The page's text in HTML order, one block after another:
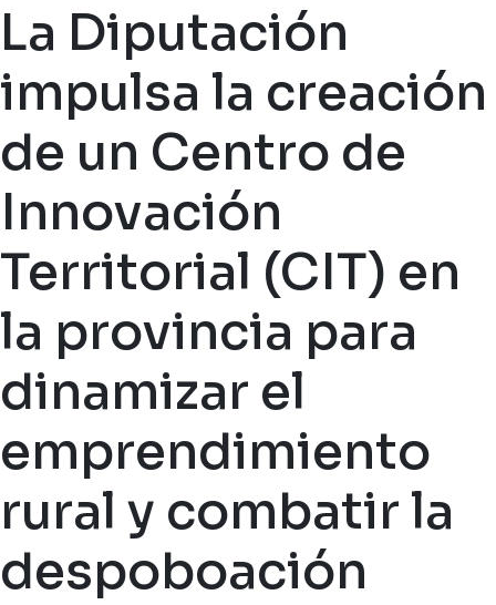
La Diputación
impulsa la creación
de un Centro de
Innovación
Territorial (CIT) en
la provincia para
dinamizar el
emprendimiento
rural y combatir la
despoboación